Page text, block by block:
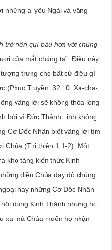
những ai yêu Ngài và vâng
trở nên quí báu hơn với chúng
của mắt chúng ta”. Điều này
trưng cho bất cứ điều gì
(Phục Truyền. 32:10; Xa-cha-
vâng lời sẽ không thỏa lòng
bởi vì Đức Thánh Linh không
Cơ Đốc Nhân biết vâng lời tìm
Chúa (Thi thiên 1:1-2). Một
kho tàng kiến thức Kinh
điều Chúa dạy dỗ chúng
hay những Cơ Đốc Nhân
dung Kinh Thánh nhưng họ
xa mà Chúa muốn họ nhận